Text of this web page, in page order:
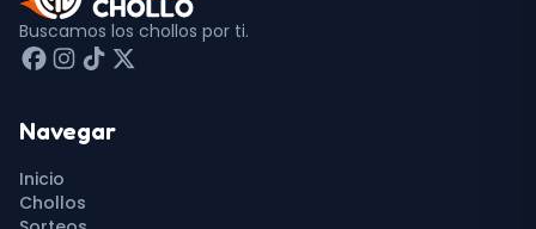
Buscamos los chollos por ti.
Navegar
Inicio
Chollos